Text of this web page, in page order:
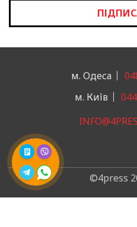
м. Одеса
м. Київ
©4press